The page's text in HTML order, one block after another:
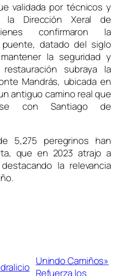
validada por técnicos y
la Dirección Xeral de
confirmaron la
datado del siglo
la seguridad y
subraya la
Mandrás, ubicada en
antiguo camino real que
con Santiago de
5,275 peregrinos han
que en 2023 atrajo a
la relevancia
Unindo Camiños»
Refuerza los